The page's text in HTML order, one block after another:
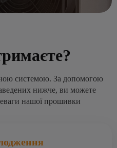
системою. За допомогою
нижче, ви можете
нашої прошивки